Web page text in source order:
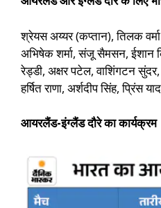
श्रेयस अय्यर (कप्तान), तिलक
अभिषेक शर्मा, संजू सैमसन, ईशान
रेड्डी, अक्षर पटेल, वाशिंगटन सुंदर,
हर्षित राणा, अर्शदीप सिंह, प्रिंस
आयरलैंड-इंग्लैंड दौरे का कार्यक्रम